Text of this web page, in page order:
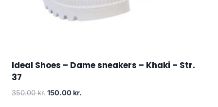
Ideal Shoes – Dame sneakers – Khaki – Str.
37
350.00kr. Original
150.00 kr.